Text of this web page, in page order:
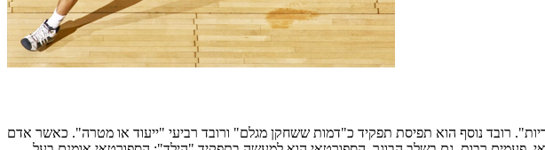
רובד נוסף הוא תפיסת תפקיד כ"דמות ששחקן מגלם" ורובד רביעי "ייעוד או מטרה". כאשר אדם